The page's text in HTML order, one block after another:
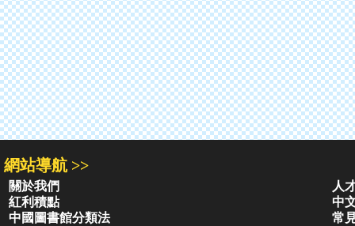
網站導航 >>
關於我們
人
紅利積點
中
中國圖書館分類法
常